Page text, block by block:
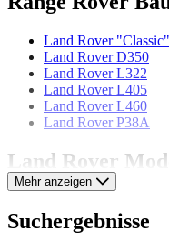
Land Rover "Classic"
Land Rover D350
Land Rover L322
Land Rover L405
Land Rover L460
Land Rover P38A
Land Rover
Land Rover 80
Land Rover 86
Mehr anzeigen
Suchergebnisse